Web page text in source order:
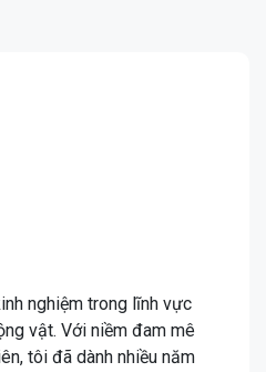
nghiệm trong lĩnh vực
vật. Với niềm đam mê
tôi đã dành nhiều năm